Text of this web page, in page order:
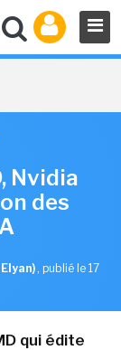
Nvidia
des
, publié le 17
qui édite